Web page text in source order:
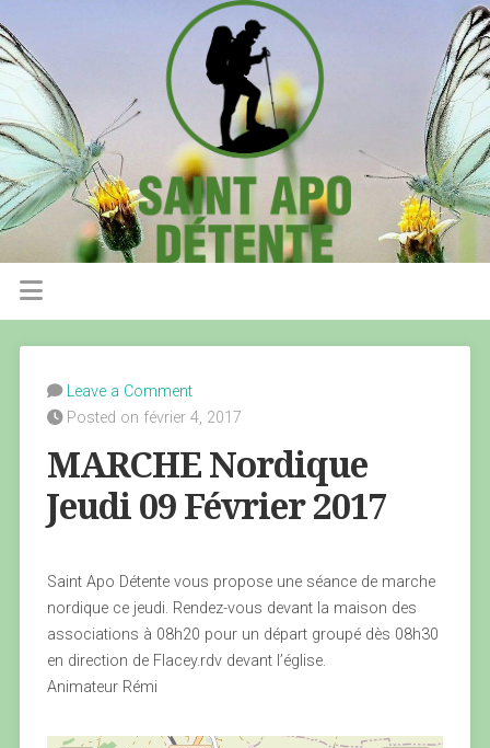
Leave a Comment
Posted on février 4, 2017
MARCHE Nordique
Jeudi 09 Février 2017
Saint Apo Détente vous propose une séance de marche
nordique ce jeudi. Rendez-vous devant la maison des
associations à 08h20 pour un départ groupé dès 08h30
en direction de Flacey.rdv devant l’église.
Animateur Rémi